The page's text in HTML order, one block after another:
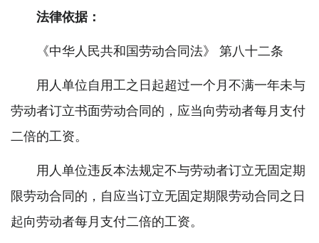
法律依据：
《中华人民共和国劳动合同法》 第八十二条
用人单位自用工之日起超过一个月不满一年未与
劳动者订立书面劳动合同的，应当向劳动者每月支付
二倍的工资。
用人单位违反本法规定不与劳动者订立无固定期
限劳动合同的，自应当订立无固定期限劳动合同之日
起向劳动者每月支付二倍的工资。